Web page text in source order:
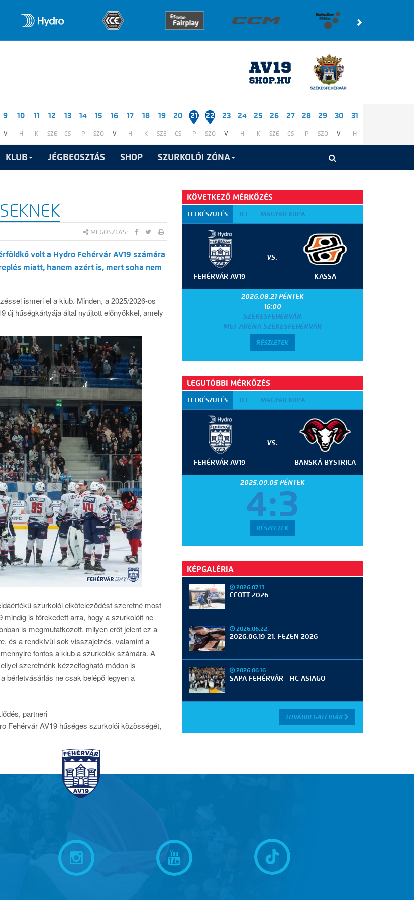
9
V
10
H
11
K
12
SZE
13
CS
14
P
15
SZO
16
V
17
H
18
K
19
SZE
20
CS
21
P
22
SZO
23
V
24
H
25
K
26
SZE
27
CS
28
P
29
SZO
30
V
31
H
KLUB JÉGBEOSZTÁS SHOP SZURKOLÓI ZÓNA
MEGOSZTÁS:
volt a Hydro Fehérvár AV19 számára
miatt, hanem azért is, mert soha nem
ismeri el a klub. Minden, a 2025/2026-os
új hűségkártyája által nyújtott előnyökkel, amely
szurkolói elköteleződést szeretné most
is törekedett arra, hogy a szurkolóit ne
is megmutatkozott, milyen erőt jelent ez a
és a rendkívül sok visszajelzés, valamint a
fontos a klub a szurkolók számára. A
szeretnénk kézzelfogható módon is
bérletvásárlás ne csak belépő legyen a
partneri
Fehérvár AV19 hűséges szurkolói közösségét,
KÖVETKEZŐ MÉRKŐZÉS
FELKÉSZÜLÉS ICE MAGYAR KUPA
FEHÉRVÁR AV19
VS.
KASSA
2026.08.21 PÉNTEK
16:00
SZÉKESFEHÉRVÁR
MET ARÉNA SZÉKESFEHÉRVÁR
RÉSZLETEK
LEGUTÓBBI MÉRKŐZÉS
FELKÉSZÜLÉS ICE MAGYAR KUPA
FEHÉRVÁR AV19
VS.
BANSKÁ BYSTRICA
2025.09.05 PÉNTEK
4:3
RÉSZLETEK
KÉPGALÉRIA
2026.07.13.
EFOTT 2026
2026.06.22.
2026.06.19-21. FEZEN 2026
2026.06.16.
SAPA FEHÉRVÁR - HC ASIAGO
TOVÁBBI GALÉRIÁK